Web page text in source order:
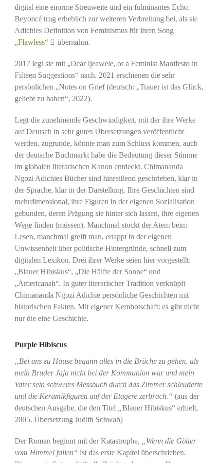
digital eine enorme Streuweite und ein fulminantes Echo.
Beyoncé trug erheblich zur weiteren Verbreitung bei, als sie
Adichies Definition von Feminismus für ihren Song
„Flawless“
übernahm.
2017 legt sie mit „Dear Ijeawele, or a Feminist Manifesto in
Fifteen Suggestions“ nach. 2021 erschienen die sehr
persönlichen „Notes on Grief (deutsch: „Trauer ist das Glück,
geliebt zu haben“, 2022).
Legt die zunehmende Geschwindigkeit, mit der ihre Werke
auf Deutsch in sehr guten Übersetzungen veröffentlicht
werden, zugrunde, könnte man zum Schluss kommen, auch
der deutsche Buchmarkt habe die Bedeutung dieser Stimme
im globalen literarischen Kanon entdeckt. Chimananda
Ngozi Adichies Bücher sind hinreißend geschrieben, klar in
der Sprache, klar in der Darstellung. Ihre Geschichten sind
mehrdimensional, ihre Figuren in der eigenen Sozialisation
gebunden, deren Prägung sie hinter sich lassen, ihre eigenen
Wege finden (müssen). Manchmal stockt der Atem beim
Lesen, manchmal greift man, ertappt in der eigenen
Unwissenheit über politische Hintergründe, schnell zum
digitalen Lexikon. Drei ihrer Werke seien hier vorgestellt:
„Blauer Hibiskus“, „Die Hälfte der Sonne“ und
„Americanah“. In guter literarischer Tradition verknüpft
Chimananda Ngozi Adichie persönliche Geschichten mit
historischen Fakten. Mit eigener Kernbotschaft: es gibt nicht
nur die eine Geschichte.
Purple Hibiscus
„Bei uns zu Hause begann alles in die Brüche zu gehen, als
mein Bruder Jaja nicht bei der Kommunion war und mein
Vater sein schweres Messbuch durch das Zimmer schleuderte
und die Keramikfiguren auf der Etagere zerbrach.“ (aus der
deutschen Ausgabe, die den Titel
Blauer Hibiskus“ erhielt,
2005. Übersetzung Judith Schwab)
Der Roman beginnt mit der Katastrophe,
„Wenn die Götter
vom Himmel fallen“ ist das erste Kapitel überschrieben.